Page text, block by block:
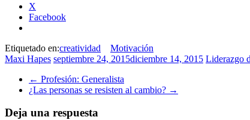
X
Facebook
Etiquetado en:creatividad
Motivación
Maxi Hapes septiembre 24, 2015diciembre 14, 2015 Liderazgo
← Profesión: Generalista
¿Las personas se resisten al cambio? →
Deja una respuesta